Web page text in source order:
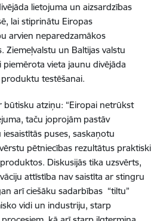
lietojuma un aizsardzības
lai stiprinātu Eiropas
arvien neparedzamākos
Ziemeļvalstu un Baltijas valstu
vieta jaunu divējāda
testēšanai.
būtisku atziņu: “Eiropai netrūkst
taču joprojām pastāv
puses, saskaņotu
pētniecības rezultātus praktiski
Diskusijās tika uzsvērts,
attīstība nav saistīta ar stingru
arī ciešāku sadarbības “tiltu”
vidi un industriju, starp